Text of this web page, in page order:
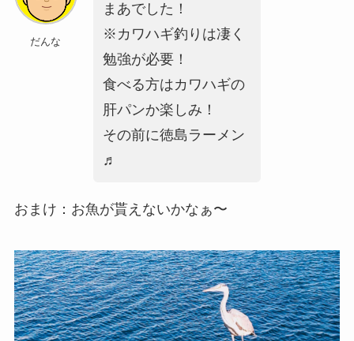
だんな
まあでした！
※カワハギ釣りは凄く
勉強が必要！
食べる方はカワハギの
肝パンか楽しみ！
その前に徳島ラーメン
♬
おまけ：お魚が貰えないかなぁ〜